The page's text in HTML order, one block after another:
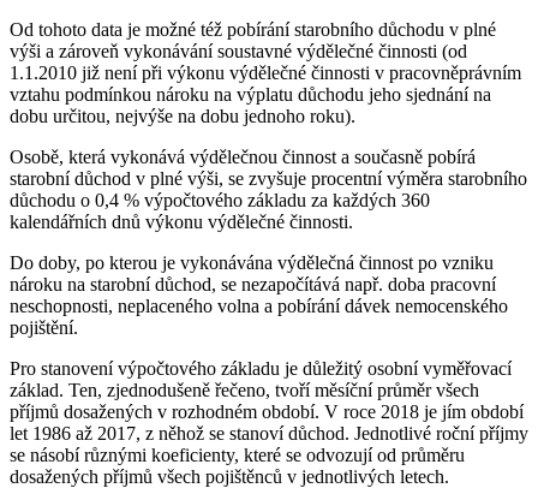
Od tohoto data je možné též pobírání starobního důchodu v plné
výši a zároveň vykonávání soustavné výdělečné činnosti (od
1.1.2010 již není při výkonu výdělečné činnosti v pracovněprávním
vztahu podmínkou nároku na výplatu důchodu jeho sjednání na
dobu určitou, nejvýše na dobu jednoho roku).
Osobě, která vykonává výdělečnou činnost a současně pobírá
starobní důchod v plné výši, se zvyšuje procentní výměra starobního
důchodu o 0,4 % výpočtového základu za každých 360
kalendářních dnů výkonu výdělečné činnosti.
Do doby, po kterou je vykonávána výdělečná činnost po vzniku
nároku na starobní důchod, se nezapočítává např. doba pracovní
neschopnosti, neplaceného volna a pobírání dávek nemocenského
pojištění.
Pro stanovení výpočtového základu je důležitý osobní vyměřovací
základ. Ten, zjednodušeně řečeno, tvoří měsíční průměr všech
příjmů dosažených v rozhodném období. V roce 2018 je jím období
let 1986 až 2017, z něhož se stanoví důchod. Jednotlivé roční příjmy
se násobí různými koeficienty, které se odvozují od průměru
dosažených příjmů všech pojištěnců v jednotlivých letech.